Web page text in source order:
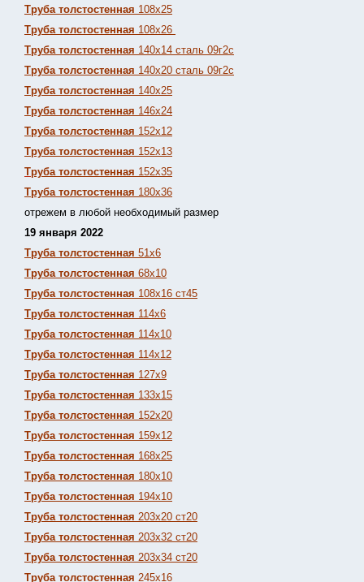
Труба толстостенная 108х25
Труба толстостенная 108х26
Труба толстостенная 140х14 сталь 09г2с
Труба толстостенная 140х20 сталь 09г2с
Труба толстостенная 140х25
Труба толстостенная 146х24
Труба толстостенная 152х12
Труба толстостенная 152х13
Труба толстостенная 152х35
Труба толстостенная 180х36
отрежем в любой необходимый размер
19 января 2022
Труба толстостенная 51х6
Труба толстостенная 68х10
Труба толстостенная 108х16 ст45
Труба толстостенная 114х6
Труба толстостенная 114х10
Труба толстостенная 114х12
Труба толстостенная 127х9
Труба толстостенная 133х15
Труба толстостенная 152х20
Труба толстостенная 159х12
Труба толстостенная 168х25
Труба толстостенная 180х10
Труба толстостенная 194х10
Труба толстостенная 203х20 ст20
Труба толстостенная 203х32 ст20
Труба толстостенная 203х34 ст20
Труба толстостенная 245х16